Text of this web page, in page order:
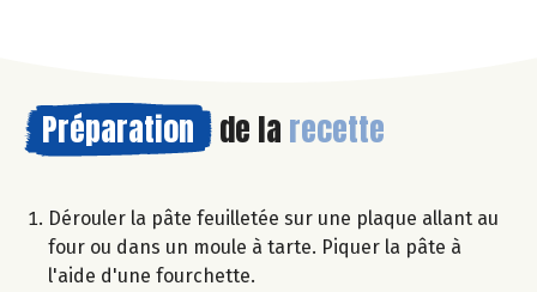
Préparation de la recette
Dérouler la pâte feuilletée sur une plaque allant au
four ou dans un moule à tarte. Piquer la pâte à
l'aide d'une fourchette.